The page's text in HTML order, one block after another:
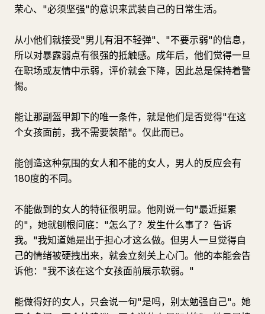
荣心、"必须坚强"的意识来武装自己的日常生活。
从小他们就接受"男儿有泪不轻弹"、"不要示弱"的信息，
所以对暴露弱点有很强的抵触感。成年后，他们觉得一旦
在职场或友情中示弱，评价就会下降，因此总是保持着警
惕。
能让那副盔甲卸下的唯一条件，就是他们是否觉得"在这
个女孩面前，我不需要装酷"。仅此而已。
能创造这种氛围的女人和不能的女人，男人的反应会有
180度的不同。
不能做到的女人的特征很明显。他刚说一句"最近挺累
的"，她就刨根问底："怎么了？发生什么事了？告诉
我。"我知道她是出于担心才这么做。但男人一旦觉得自
己的情绪被硬拽出来，就会立刻关上心门。他的本能会告
诉他："我不该在这个女孩面前展示软弱。"
能做得好的女人，只会说一句"是吗，别太勉强自己"。她